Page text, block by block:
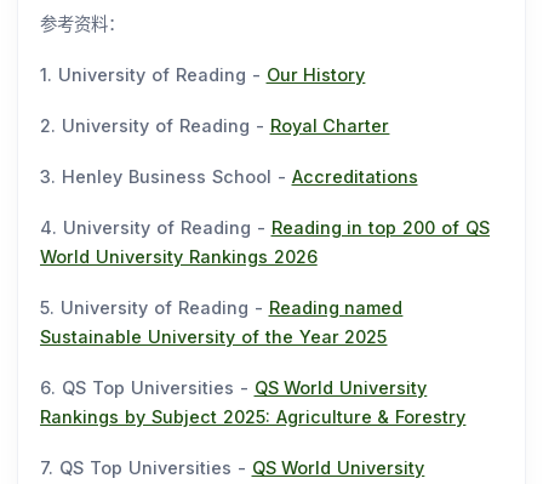
参考资料：
1. University of Reading - Our History
2. University of Reading - Royal Charter
3. Henley Business School - Accreditations
4. University of Reading - Reading in top 200 of QS
World University Rankings 2026
5. University of Reading - Reading named
Sustainable University of the Year 2025
6. QS Top Universities - QS World University
Rankings by Subject 2025: Agriculture & Forestry
7. QS Top Universities - QS World University